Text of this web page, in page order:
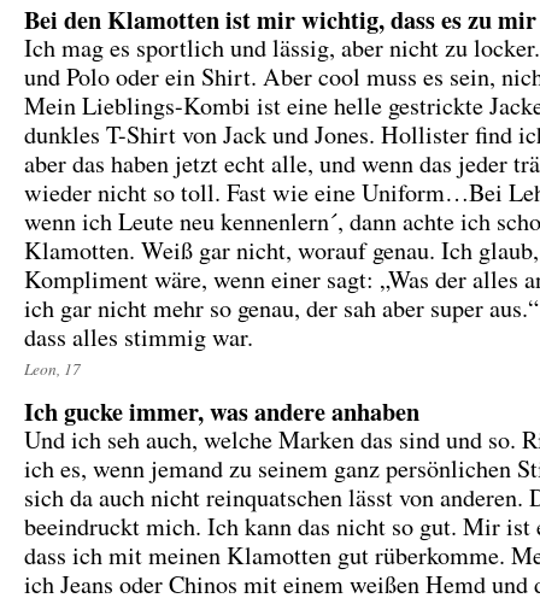
Bei den Klamotten ist mir wichtig, dass es zu mir
Ich mag es sportlich und lässig, aber nicht zu
und Polo oder ein Shirt. Aber cool muss es sein,
Mein Lieblings-Kombi ist eine helle gestrickte
dunkles T-Shirt von Jack und Jones. Hollister find
aber das haben jetzt echt alle, und wenn das jeder
wieder nicht so toll. Fast wie eine Uniform…Bei
wenn ich Leute neu kennenlern´, dann achte ich
Klamotten. Weiß gar nicht, worauf genau. Ich glaub,
Kompliment wäre, wenn einer sagt: „Was der alles
ich gar nicht mehr so genau, der sah aber super
dass alles stimmig war.
Leon, 17
Ich gucke immer, was andere anhaben
Und ich seh auch, welche Marken das sind und so.
ich es, wenn jemand zu seinem ganz persönlichen
sich da auch nicht reinquatschen lässt von anderen.
beeindruckt mich. Ich kann das nicht so gut. Mir ist
dass ich mit meinen Klamotten gut rüberkomme.
ich Jeans oder Chinos mit einem weißen Hemd und